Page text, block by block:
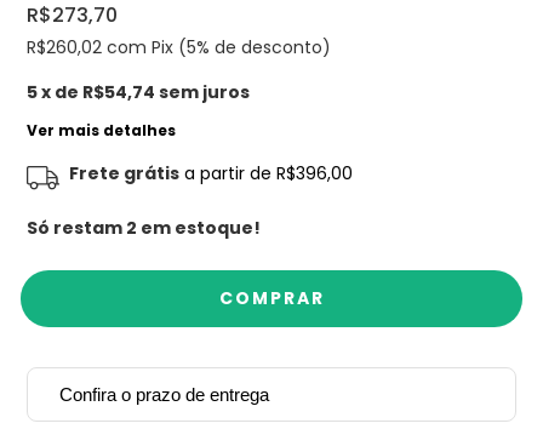
R$273,70
R$260,02 com Pix (5% de desconto)
5x de R$54,74 sem juros
Ver mais detalhes
Frete grátis a partir de R$396,00
Só restam 2 em estoque!
Confira o prazo de entrega